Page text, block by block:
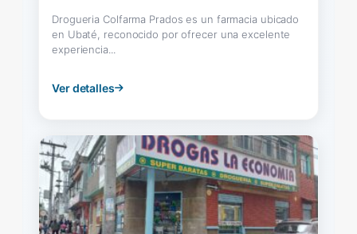
Drogueria Colfarma Prados es un farmacia ubicado
en Ubaté, reconocido por ofrecer una excelente
experiencia...
Ver detalles